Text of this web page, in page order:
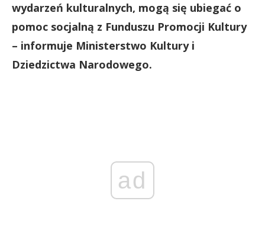
wydarzeń kulturalnych, mogą się ubiegać o
pomoc socjalną z Funduszu Promocji Kultury
– informuje Ministerstwo Kultury i
Dziedzictwa Narodowego.
ad